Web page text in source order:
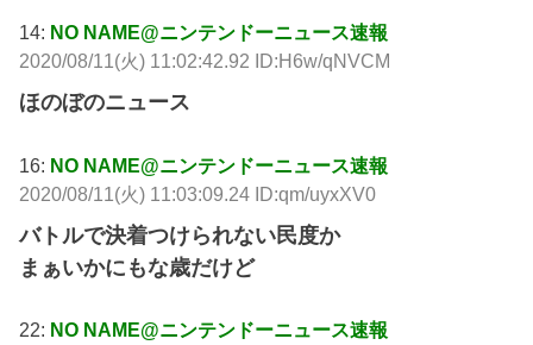
14: NO NAME@ニンテンドーニュース速報
2020/08/11(火) 11:02:42.92 ID:H6w/qNVCM
ほのぼのニュース
16: NO NAME@ニンテンドーニュース速報
2020/08/11(火) 11:03:09.24 ID:qm/uyxXV0
バトルで決着つけられない民度か
まぁいかにもな歳だけど
22: NO NAME@ニンテンドーニュース速報